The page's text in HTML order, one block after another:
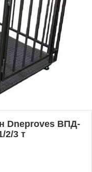
Dneproves ВПД-
2/3 т